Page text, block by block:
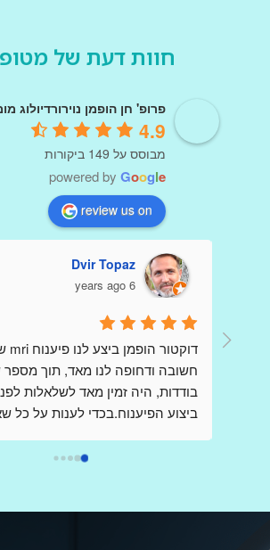
חוות דעת של
פרופ' חן הופמן נוירורדיולוג
4.9
מבוסס על 149 ביקורות
powered by Google
review us on
דר הופמן היקר כולם פה כתבו שבחים עליך כי
Dvir Topaz
6 years ago